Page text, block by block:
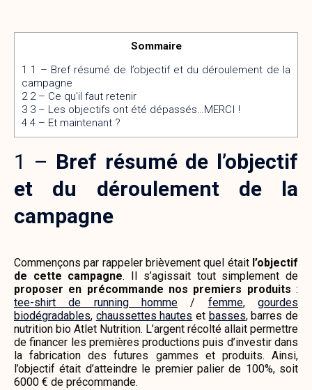
Sommaire
1 1 – Bref résumé de l’objectif et du déroulement de la
campagne
22 – Ce qu’il faut retenir
3 3 – Les objectifs ont été dépassés…MERCI !
4 4 – Et maintenant ?
1 – Bref résumé de l’objectif
et du déroulement de la
campagne
Commençons par rappeler brièvement quel était l’objectif
de cette campagne. Il s’agissait tout simplement de
proposer en précommande nos premiers produits :
tee-shirt de running homme / femme,gourdes
biodégradables, chaussettes hautes et basses, barres de
nutrition bio Atlet Nutrition. L’argent récolté allait permettre
de financer les premières productions puis d’investir dans
la fabrication des futures gammes et produits. Ainsi,
l’objectif était d’atteindre le premier palier de 100%, soit
6000 € de précommande.